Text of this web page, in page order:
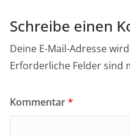
Schreibe einen
Deine E-Mail-Adresse
Erforderliche Felder sind
Kommentar*